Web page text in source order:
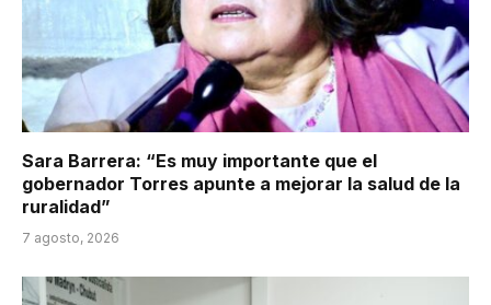
Sara Barrera: “Es muy importante que el
gobernador Torres apunte a mejorar la salud de la
ruralidad”
7 agosto, 2026